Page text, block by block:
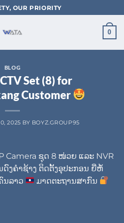
OUR PRIORITY
0
BLOG
Set (8) for
Customer
2025 BY BOYZ.GROUP95
Camera ຊຸດ 8 ໜ່ວຍ ແລະ NVR
ດົງຄໍາຊ້າງ ຕິດຕັ້ງອຸປະກອນ ຍີ່ຫໍ້
ນລາວ ມາດຕະຖານສາກົນ